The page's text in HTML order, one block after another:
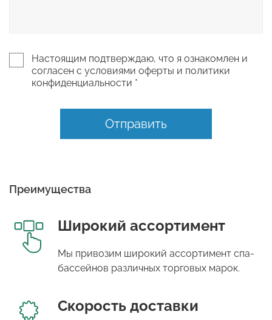
Настоящим подтверждаю, что я ознакомлен и
согласен с условиями оферты и политики
конфиденциальности *
Отправить
Преимущества
Широкий ассортимент
Мы привозим широкий ассортимент спа-
бассейнов различных торговых марок.
Скорость доставки